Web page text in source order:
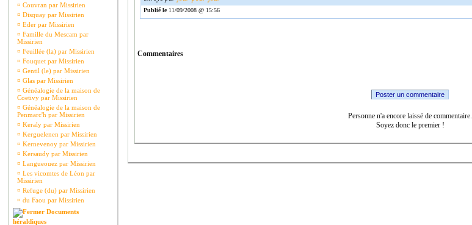
¤ Couvran par Missirien
¤ Disquay par Missirien
¤ Eder par Missirien
¤ Famille du Mescam par
Missirien
¤ Feuillée (la) par Missirien
¤ Fouquet par Missirien
¤ Gentil (le) par Missirien
¤ Glas par Missirien
¤ Généalogie de la maison de
Coetivy par Missirien
¤ Généalogie de la maison de
Penmarc'h par Missirien
¤ Keraly par Missirien
¤ Kerguelenen par Missirien
¤ Kernevenoy par Missirien
¤ Kersaudy par Missirien
¤ Langueouez par Missirien
¤ Les vicomtes de Léon par
Missirien
¤ Refuge (du) par Missirien
¤ du Faou par Missirien
Documents
héraldiques
Publié le 11/09/2008 @ 15:56
Commentaires
Poster un commentaire
Personne n'a encore laissé de commentaire.
Soyez donc le premier !